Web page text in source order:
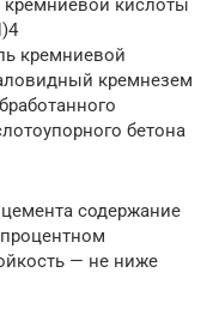
кислоты
кремниевой
кремнезем
бетона
содержание
— не ниже